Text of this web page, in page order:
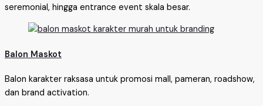
seremonial, hingga entrance event skala besar.
Balon Maskot
Balon karakter raksasa untuk promosi mall, pameran, roadshow,
dan brand activation.